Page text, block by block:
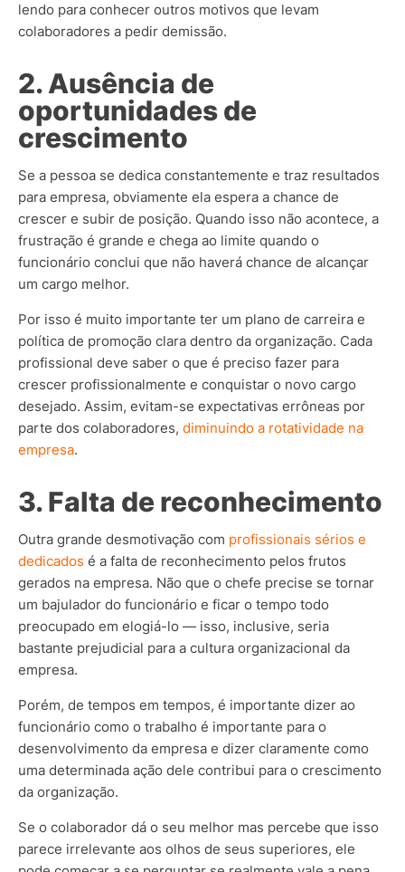
lendo para conhecer outros motivos que levam
colaboradores a pedir demissão.
2. Ausência de
oportunidades de
crescimento
Se a pessoa se dedica constantemente e traz resultados
para empresa, obviamente ela espera a chance de
crescer e subir de posição. Quando isso não acontece, a
frustração é grande e chega ao limite quando o
funcionário conclui que não haverá chance de alcançar
um cargo melhor.
Por isso é muito importante ter um plano de carreira e
política de promoção clara dentro da organização. Cada
profissional deve saber o que é preciso fazer para
crescer profissionalmente e conquistar o novo cargo
desejado. Assim, evitam-se expectativas errôneas por
parte dos colaboradores, diminuindo a rotatividade na
empresa.
3. Falta de reconhecimento
Outra grande desmotivação com profissionais sérios e
dedicados é a falta de reconhecimento pelos frutos
gerados na empresa. Não que o chefe precise se tornar
um bajulador do funcionário e ficar o tempo todo
preocupado em elogiá-lo — isso, inclusive, seria
bastante prejudicial para a cultura organizacional da
empresa.
Porém, de tempos em tempos, é importante dizer ao
funcionário como o trabalho é importante para o
desenvolvimento da empresa e dizer claramente como
uma determinada ação dele contribui para o crescimento
da organização.
Se o colaborador dá o seu melhor mas percebe que isso
parece irrelevante aos olhos de seus superiores, ele